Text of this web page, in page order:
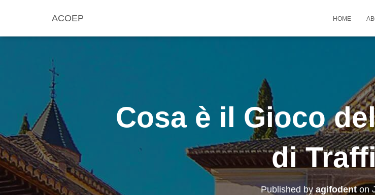
ACOEP HOME
Cosa è il Gioco
di
Published by agifodenton